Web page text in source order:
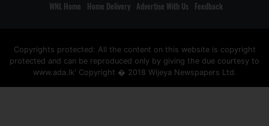
WNL Home Home Delivery Advertise With Us Feedback
Copyrights protected: All the content on this website is copyright
protected and can be reproduced only by giving the due courtesy to
www.ada.lk' Copyright � 2018 Wijeya Newspapers Ltd.